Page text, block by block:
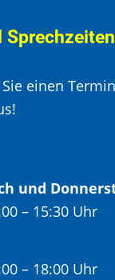
einen
und
– 15:30 Uhr
– 18:00 Uhr